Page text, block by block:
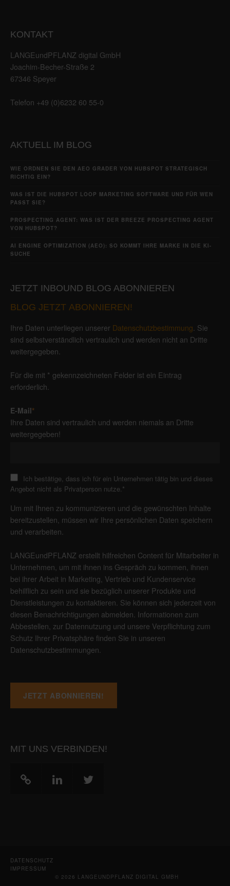
KONTAKT
LANGEundPFLANZ digital GmbH
Joachim-Becher-Straße 2
67346 Speyer
Telefon +49 (0)6232 60 55-0
AKTUELL IM BLOG
WIE ORDNEN SIE DEN AEO GRADER VON HUBSPOT STRATEGISCH
RICHTIG EIN?
WAS IST DIE HUBSPOT LOOP MARKETING SOFTWARE UND FÜR WEN
PASST SIE?
PROSPECTING AGENT: WAS IST DER BREEZE PROSPECTING AGENT
VON HUBSPOT?
AI ENGINE OPTIMIZATION (AEO): SO KOMMT IHRE MARKE IN DIE KI-
SUCHE
JETZT INBOUND BLOG ABONNIEREN
BLOG JETZT ABONNIEREN!
Ihre Daten unterliegen unserer Datenschutzbestimmung. Sie
sind selbstverständlich vertraulich und werden nicht an Dritte
weitergegeben.
Für die mit * gekennzeichneten Felder ist ein Eintrag
erforderlich.
E-Mail*
Ihre Daten sind vertraulich und werden niemals an Dritte
weitergegeben!
Ich bestätige, dass ich für ein Unternehmen tätig bin und dieses
Angebot nicht als Privatperson nutze.*
Um mit Ihnen zu kommunizieren und die gewünschten Inhalte
bereitzustellen, müssen wir Ihre persönlichen Daten speichern
und verarbeiten.
LANGEundPFLANZ erstellt hilfreichen Content für Mitarbeiter in
Unternehmen, um mit ihnen ins Gespräch zu kommen, ihnen
bei ihrer Arbeit in Marketing, Vertrieb und Kundenservice
behilflich zu sein und sie bezüglich unserer Produkte und
Dienstleistungen zu kontaktieren. Sie können sich jederzeit von
diesen Benachrichtigungen abmelden. Informationen zum
Abbestellen, zur Datennutzung und unsere Verpflichtung zum
Schutz Ihrer Privatsphäre finden Sie in unseren
Datenschutzbestimmungen.
MIT UNS VERBINDEN!
DATENSCHUTZ
IMPRESSUM
© 2026 LANGEUNDPFLANZ DIGITAL GMBH